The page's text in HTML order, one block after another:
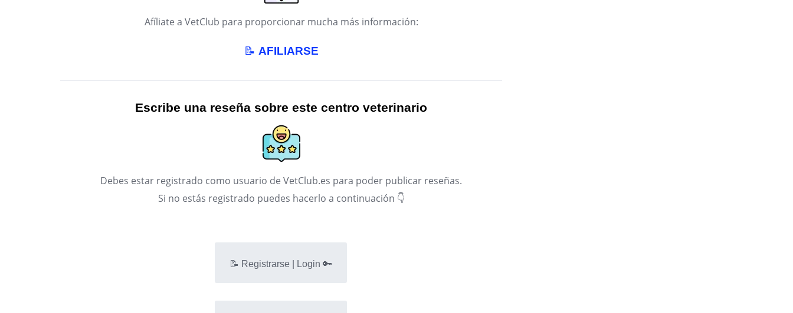
Afíliate a VetClub para proporcionar mucha más información:
📝 AFILIARSE
Escribe una reseña sobre este centro veterinario
Debes estar registrado como usuario de VetClub.es para poder publicar reseñas.
Si no estás registrado puedes hacerlo a continuación 👇
📝 Registrarse | Login 🔑